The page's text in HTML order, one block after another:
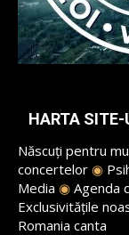
HARTA SITE-
Născuți pentru
concertelor ◉
Media ◉ Agenda
Exclusivitățile
Romania canta